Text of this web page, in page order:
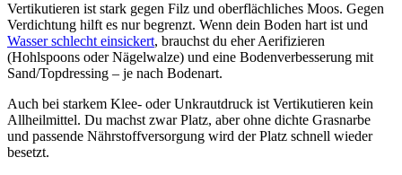
Vertikutieren ist stark gegen Filz und oberflächliches Moos. Gegen
Verdichtung hilft es nur begrenzt. Wenn dein Boden hart ist und
Wasser schlecht einsickert, brauchst du eher Aerifizieren
(Hohlspoons oder Nägelwalze) und eine Bodenverbesserung mit
Sand/Topdressing – je nach Bodenart.
Auch bei starkem Klee- oder Unkrautdruck ist Vertikutieren kein
Allheilmittel. Du machst zwar Platz, aber ohne dichte Grasnarbe
und passende Nährstoffversorgung wird der Platz schnell wieder
besetzt.